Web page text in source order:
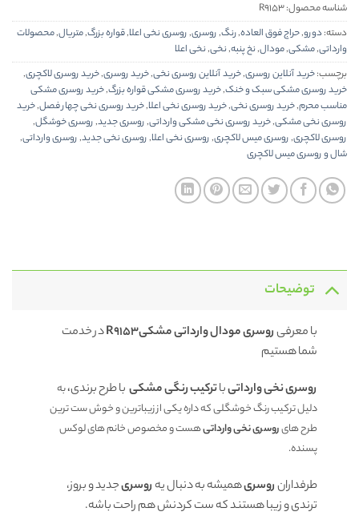
شناسه محصول:R9153
دسته: دورو,حراج فوق العاده,رنگ,روسری,روسری نخی اعلا,قواره بزرگ,متریال,محصولات
وارداتی,مشکی,مودال,نخ پنبه,نخی,نخی اعلا
برچسب:خرید آنلاین روسری,خرید آنلاین روسری نخی,خرید روسری,خرید روسری لاکچری,
خرید روسری مشکی سبک و خنک,خرید روسری مشکی قواره بزرگ,خرید روسری مشکی
مناسب محرم,خرید روسری نخی,خرید روسری نخی اعلا,خرید روسری نخی چهار فصل,خرید
روسری نخی مشکی,خرید روسری نخی مشکی وارداتی,روسری جدید,روسری خوشگل,
روسری لاکچری,روسری میس لاکچری,روسری نخی اعلا,روسری نخی جدید,روسری وارداتی,
شال و روسری میس لاکچری
توضیحات
با معرفیروسری مودال وارداتی مشکیR9153
در خدمت
شما هستیم
روسری نخی وارداتیباترکیب رنگی مشکی با طرح برندی،به
دلیل ترکیب رنگ خوشگلی که داره یکی از زیباترین و خوش ست ترین
طرح هایروسری نخی وارداتیهست و مخصوص خانم های لوکس
پسنده.
طرفدارانروسریهمیشه به دنبال یه روسریجدید و بروز،
ترندی و زیبا هستند که ست کردنش هم راحت باشه.